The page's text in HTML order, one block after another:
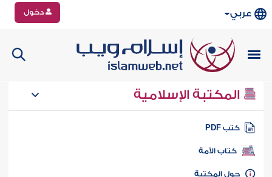
عربي دخول
المكتبة الإسلامية
كتب PDF
كتاب الأمة